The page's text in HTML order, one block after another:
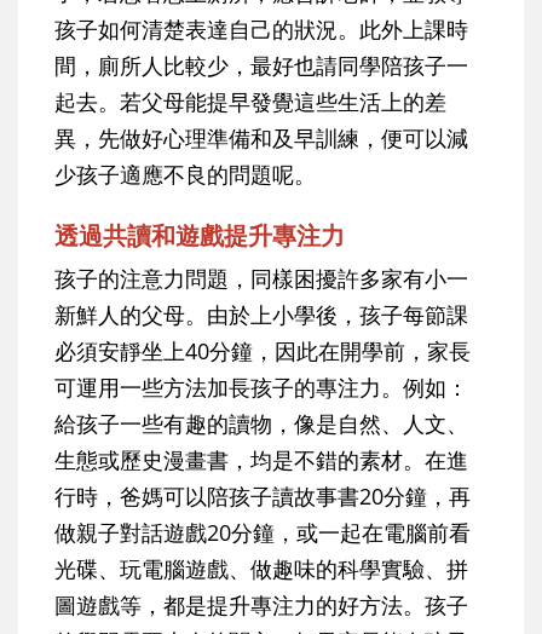
孩子如何清楚表達自己的狀況。此外上課時
間，廁所人比較少，最好也請同學陪孩子一
起去。若父母能提早發覺這些生活上的差
異，先做好心理準備和及早訓練，便可以減
少孩子適應不良的問題呢。
透過共讀和遊戲提升專注力
孩子的注意力問題，同樣困擾許多家有小一
新鮮人的父母。由於上小學後，孩子每節課
必須安靜坐上40分鐘，因此在開學前，家長
可運用一些方法加長孩子的專注力。例如：
給孩子一些有趣的讀物，像是自然、人文、
生態或歷史漫畫書，均是不錯的素材。在進
行時，爸媽可以陪孩子讀故事書20分鐘，再
做親子對話遊戲20分鐘，或一起在電腦前看
光碟、玩電腦遊戲、做趣味的科學實驗、拼
圖遊戲等，都是提升專注力的好方法。孩子